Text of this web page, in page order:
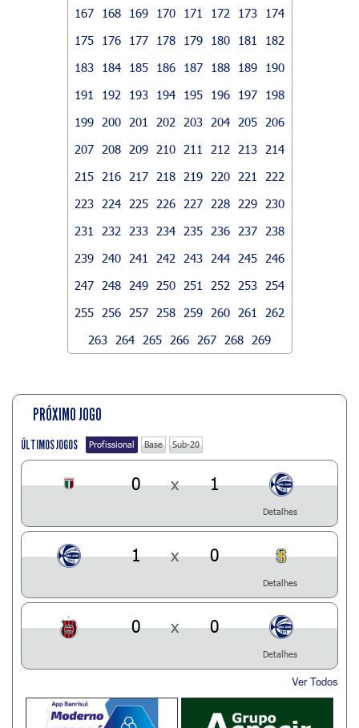
167
168 169 170 171 172 173
174
175
176 177 178 179 180 181
182
183
184 185 186 187 188 189
190
191
192 193 194 195 196 197
198
199
200 201 202 203 204 205
206
207
208 209 210 211 212 213
214
215
216 217 218 219 220 221
222
223
224 225 226 227 228 229
230
231
232 233 234 235 236 237
238
239
240 241 242 243 244 245
246
247
248 249 250 251 252 253
254
255
256 257 258 259 260 261
262
263
264 265 266 267 268 269
PRÓXIMO JOGO
ÚLTIMOS JOGOS Profissional Base Sub-20
0 x 1
Detalhes
1 x 0
Detalhes
0 x 0
Detalhes
Ver Todos